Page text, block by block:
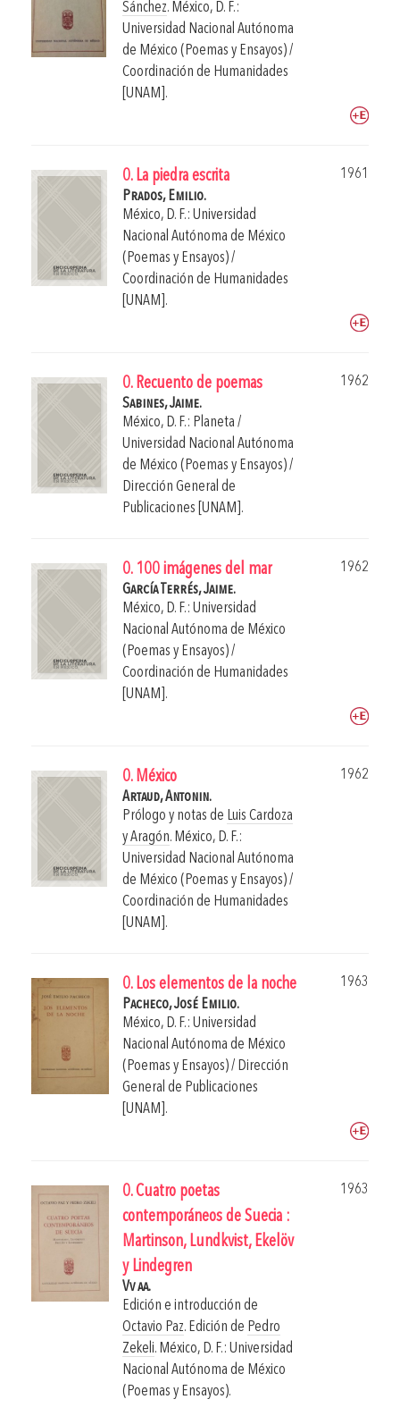
Sánchez. México, D. F.:
Universidad Nacional Autónoma
de México (Poemas y Ensayos) /
Coordinación de Humanidades
[UNAM].
0. La piedra escrita
1961
Prados, Emilio.
México, D. F.: Universidad
Nacional Autónoma de México
(Poemas y Ensayos) /
Coordinación de Humanidades
[UNAM].
0. Recuento de poemas
1962
Sabines, Jaime.
México, D. F.: Planeta /
Universidad Nacional Autónoma
de México (Poemas y Ensayos) /
Dirección General de
Publicaciones [UNAM].
0. 100 imágenes del mar
1962
García Terrés, Jaime.
México, D. F.: Universidad
Nacional Autónoma de México
(Poemas y Ensayos) /
Coordinación de Humanidades
[UNAM].
0. México
1962
Artaud, Antonin.
Prólogo y notas de Luis Cardoza
y Aragón. México, D. F.:
Universidad Nacional Autónoma
de México (Poemas y Ensayos) /
Coordinación de Humanidades
[UNAM].
0. Los elementos de la noche
1963
Pacheco, José Emilio.
México, D. F.: Universidad
Nacional Autónoma de México
(Poemas y Ensayos) / Dirección
General de Publicaciones
[UNAM].
0. Cuatro poetas
contemporáneos de Suecia :
Martinson, Lundkvist, Ekelöv
y Lindegren
1963
Vv aa.
Edición e introducción de
Octavio Paz. Edición de Pedro
Zekeli. México, D. F.: Universidad
Nacional Autónoma de México
(Poemas y Ensayos).